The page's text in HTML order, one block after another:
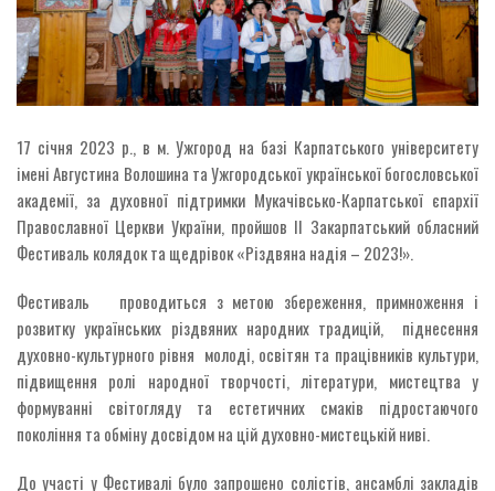
17 січня 2023 р., в м. Ужгород на базі Карпатського університету
імені Августина Волошина та Ужгородської української богословської
академії, за духовної підтримки Мукачівсько-Карпатської єпархії
Православної Церкви України, пройшов ІІ Закарпатський обласний
Фестиваль колядок та щедрівок «Різдвяна надія – 2023!».
Фестиваль проводиться з метою збереження, примноження і
розвитку українських різдвяних народних традицій, піднесення
духовно-культурного рівня молоді, освітян та працівників культури,
підвищення ролі народної творчості, літератури, мистецтва у
формуванні світогляду та естетичних смаків підростаючого
покоління та обміну досвідом на цій духовно-мистецькій ниві.
До участі у Фестивалі було запрошено солістів, ансамблі закладів